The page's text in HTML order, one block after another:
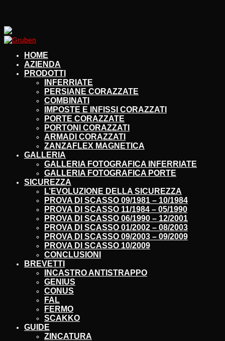
HOME
AZIENDA
PRODOTTI
INFERRIATE
PERSIANE CORAZZATE
COMBINATI
IMPOSTE E INFISSI CORAZZATI
PORTE CORAZZATE
PORTONI CORAZZATI
ARMADI CORAZZATI
ZANZAFLEX MAGNETICA
GALLERIA
GALLERIA FOTOGRAFICA INFERRIATE
GALLERIA FOTOGRAFICA PORTE
SICUREZZA
L’EVOLUZIONE DELLA SICUREZZA
PROVA DI SCASSO 09/1981 – 10/1984
PROVA DI SCASSO 11/1984 – 05/1990
PROVA DI SCASSO 06/1990 – 12/2001
PROVA DI SCASSO 01/2002 – 08/2003
PROVA DI SCASSO 09/2003 – 09/2009
PROVA DI SCASSO 10/2009
CONCLUSIONI
BREVETTI
INCASTRO ANTISTRAPPO
GENIUS
CONUS
FAL
FERMO
SCAKKO
GUIDE
ZINCATURA